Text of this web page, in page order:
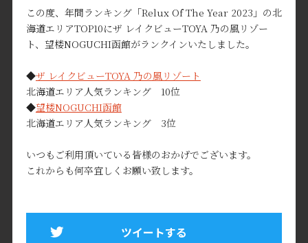
この度、年間ランキング「Relux Of The Year 2023」の北
海道エリアTOP10にザ レイクビューTOYA 乃の風リゾー
ト、望楼NOGUCHI函館がランクインいたしました。
◆ザ レイクビューTOYA 乃の風リゾート
北海道エリア人気ランキング 10位
◆望楼NOGUCHI函館
北海道エリア人気ランキング 3位
いつもご利用頂いている皆様のおかげでございます。
これからも何卒宜しくお願い致します。
ツイートする